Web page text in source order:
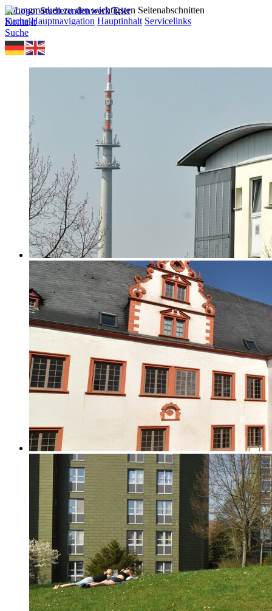
Sprungmarken zu den wichtigsten Seitenabschnitten
Suche Hauptnavigation Hauptinhalt Servicelinks
Kontakt
Suche